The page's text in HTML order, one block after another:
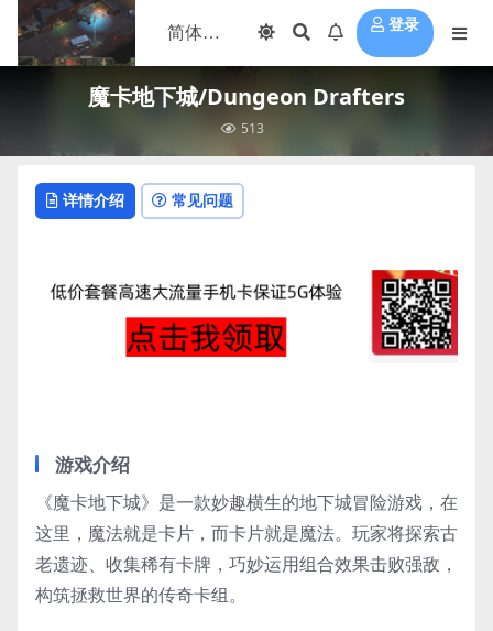
登录
魔卡地下城/Dungeon Drafters
513
详情介绍 常见问题
游戏介绍
《魔卡地下城》是一款妙趣横生的地下城冒险游戏，在
这里，魔法就是卡片，而卡片就是魔法。玩家将探索古
老遗迹、收集稀有卡牌，巧妙运用组合效果击败强敌，
构筑拯救世界的传奇卡组。